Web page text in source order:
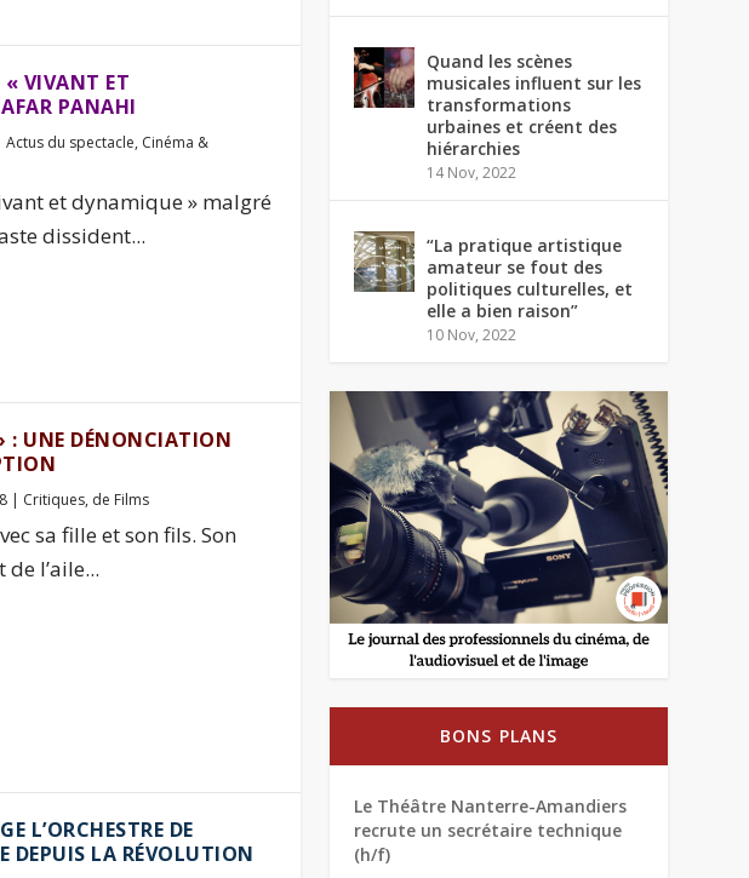
« VIVANT ET
PANAHI
Actus du spectacle, Cinéma &
et dynamique » malgré
dissident...
: UNE DÉNONCIATION
| Critiques, de Films
sa fille et son fils. Son
l’aile...
L’ORCHESTRE DE
DEPUIS LA RÉVOLUTION
Quand les scènes
musicales influent sur les
transformations
urbaines et créent des
hiérarchies
14 Nov, 2022
“La pratique artistique
amateur se fout des
politiques culturelles, et
elle a bien raison”
10 Nov, 2022
BONS PLANS
Le Théâtre Nanterre-Amandiers
recrute un secrétaire technique
(h/f)